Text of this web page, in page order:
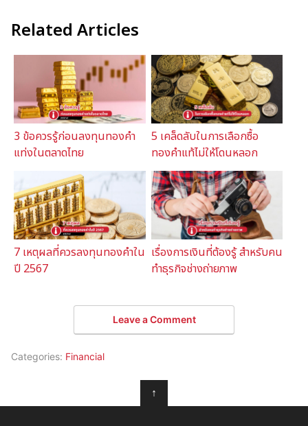
Related Articles
3 ข้อควรรู้ก่อนลงทุนทองคำ
แท่งในตลาดไทย
5 เคล็ดลับในการเลือกซื้อ
ทองคำแท้ไม่ให้โดนหลอก
7 เหตุผลที่ควรลงทุนทองคำใน
ปี 2567
เรื่องการเงินที่ต้องรู้ สำหรับคน
ทำธุรกิจช่างถ่ายภาพ
Leave a Comment
Categories: Financial
↑